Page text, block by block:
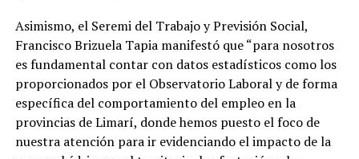
Asimismo, el Seremi del Trabajo y Previsión Social,
Francisco Brizuela Tapia manifestó que “para nosotros
es fundamental contar con datos estadísticos como los
proporcionados por el Observatorio Laboral y de forma
específica del comportamiento del empleo en la
provincias de Limarí, donde hemos puesto el foco de
nuestra atención para ir evidenciando el impacto de la